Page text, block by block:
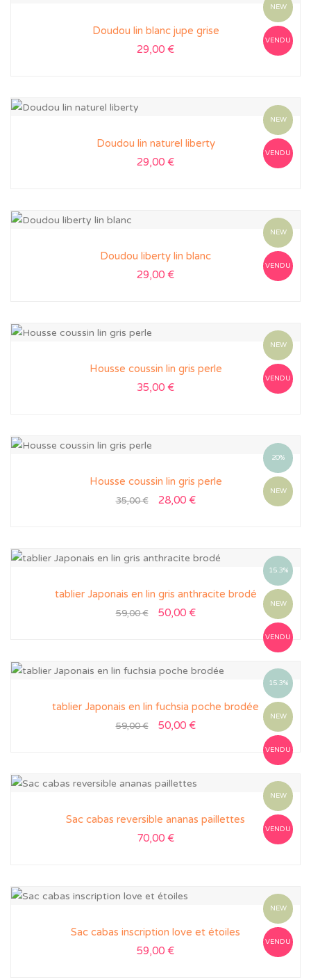
NEW
VENDU
Doudou lin blanc jupe grise
29,00 €
NEW
VENDU
Doudou lin naturel liberty
29,00 €
NEW
VENDU
Doudou liberty lin blanc
29,00 €
NEW
VENDU
Housse coussin lin gris perle
35,00 €
20%
NEW
Housse coussin lin gris perle
35,00€ 28,00 €
15.3%
NEW
VENDU
tablier Japonais en lin gris anthracite brodé
59,00€ 50,00 €
15.3%
NEW
VENDU
tablier Japonais en lin fuchsia poche brodée
59,00€ 50,00 €
NEW
VENDU
Sac cabas reversible ananas paillettes
70,00 €
NEW
VENDU
Sac cabas inscription love et étoiles
59,00 €